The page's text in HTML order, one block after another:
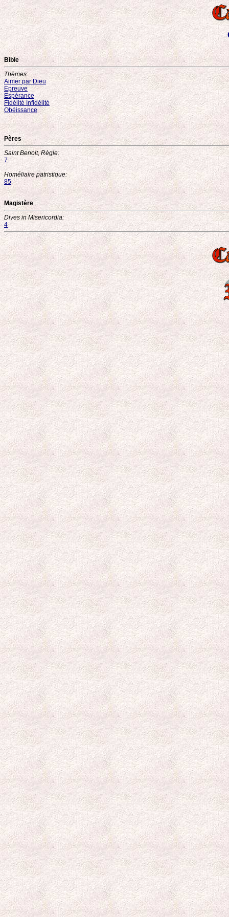
Bible
Thèmes:
Aimer par Dieu
Epreuve
Espérance
Fidélité Infidélité
Obéissance
Pères
Saint Benoit, Règle:
7
Homéliaire patristique:
85
Magistère
Dives in Misericordia:
4